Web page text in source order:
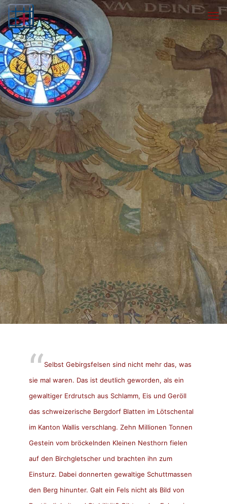
Selbst Gebirgsfelsen sind nicht mehr das, was
sie mal waren. Das ist deutlich geworden, als ein
gewaltiger Erdrutsch aus Schlamm, Eis und Geröll
das schweizerische Bergdorf Blatten im Lötschental
im Kanton Wallis verschlang. Zehn Millionen Tonnen
Gestein vom bröckelnden Kleinen Nesthorn fielen
auf den Birchgletscher und brachten ihn zum
Einsturz. Dabei donnerten gewaltige Schuttmassen
den Berg hinunter. Galt ein Fels nicht als Bild von